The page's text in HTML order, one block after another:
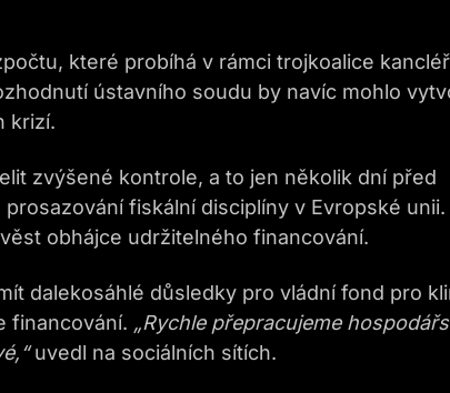
které probíhá v rámci trojkoalice
ústavního soudu by navíc mohlo
krizí.
zvýšené kontrole, a to jen několik dní před
fiskální disciplíny v Evropské unii.
obhájce udržitelného financování.
dalekosáhlé důsledky pro vládní fond pro
financování. „Rychle přepracujeme
uvedl na sociálních sítích.